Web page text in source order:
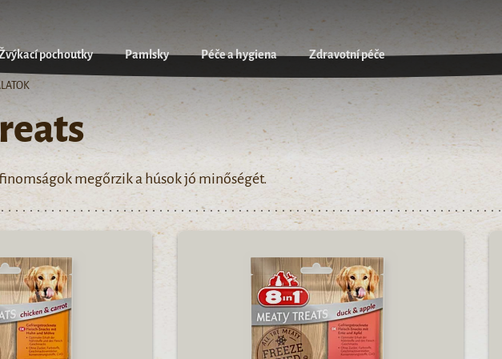
pochoutky Pamlsky Péče a hygiena Zdravotní péče
megőrzik a húsok jó minőségét.